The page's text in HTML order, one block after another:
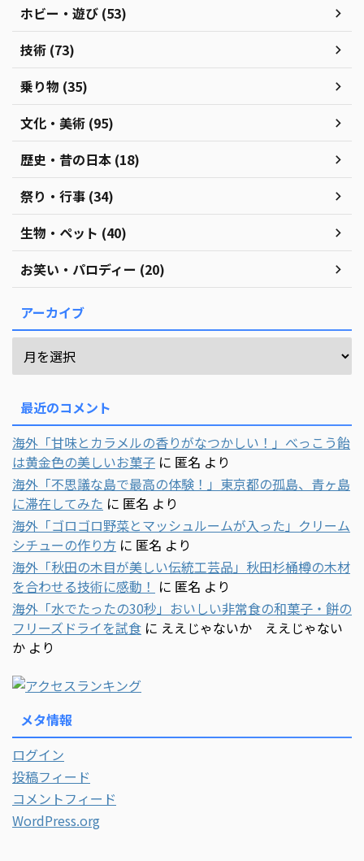
ホビー・遊び (53)
技術 (73)
乗り物 (35)
文化・美術 (95)
歴史・昔の日本 (18)
祭り・行事 (34)
生物・ペット (40)
お笑い・パロディー (20)
アーカイブ
最近のコメント
海外「甘味とカラメルの香りがなつかしい！」べっこう飴
は黄金色の美しいお菓子 に 匿名 より
海外「不思議な島で最高の体験！」東京都の孤島、青ヶ島
に滞在してみた に 匿名 より
海外「ゴロゴロ野菜とマッシュルームが入った」クリーム
シチューの作り方 に 匿名 より
海外「秋田の木目が美しい伝統工芸品」秋田杉桶樽の木材
を合わせる技術に感動！ に 匿名 より
海外「水でたったの30秒」おいしい非常食の和菓子・餅の
フリーズドライを試食 に ええじゃないか ええじゃない
か より
メタ情報
ログイン
投稿フィード
コメントフィード
WordPress.org